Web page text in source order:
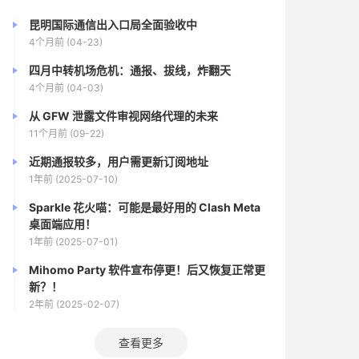
昆明国际通信出入口局全面验收中
4个月前 (04-23)
四月中转机场危机：通报、拔线，炸翻天
4个月前 (04-03)
从 GFW 泄露文件审视网络代理的未来
11个月前 (09-22)
近期通报较多，用户需更新订阅地址
1年前 (2025-07-10)
Sparkle 花火喵：可能是最好用的 Clash Meta
桌面端应用！
1年前 (2025-07-01)
Mihomo Party 软件宣布停更！后又恢复正常更
新？！
2年前 (2025-02-07)
查看更多